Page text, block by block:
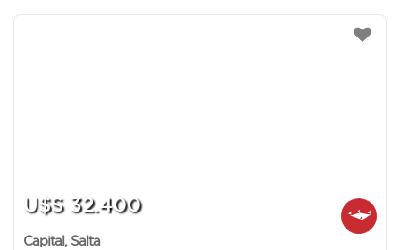
U$S 32.400
Capital, Salta